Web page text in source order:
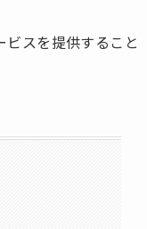
スを提供すること